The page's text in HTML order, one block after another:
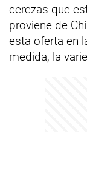
cerezas que
proviene de
esta oferta en
medida, la